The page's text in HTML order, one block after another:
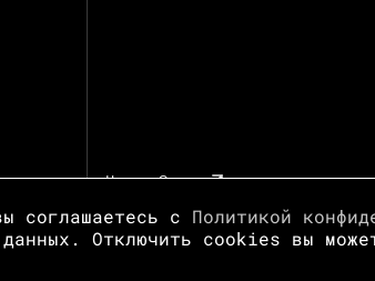
Центр Зотов
соглашаетесь с Политикой
Отключить cookies вы